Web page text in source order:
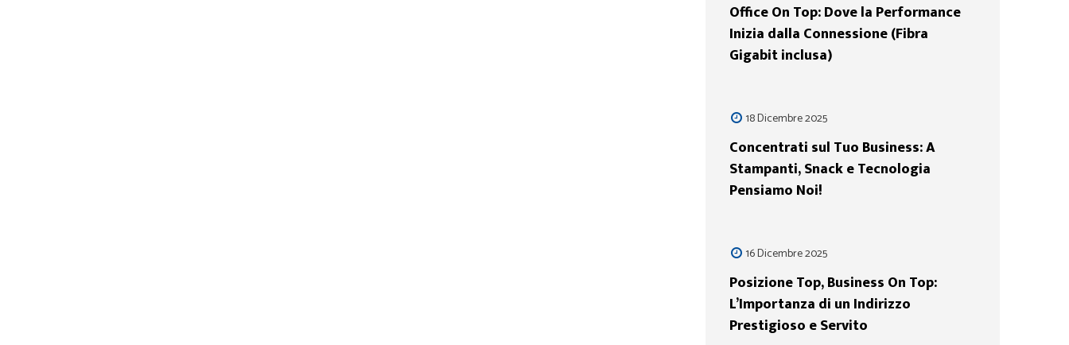
Office On Top: Dove la Performance
Inizia dalla Connessione (Fibra
Gigabit inclusa)
18 Dicembre 2025
Concentrati sul Tuo Business: A
Stampanti, Snack e Tecnologia
Pensiamo Noi!
16 Dicembre 2025
Posizione Top, Business On Top:
L’Importanza di un Indirizzo
Prestigioso e Servito